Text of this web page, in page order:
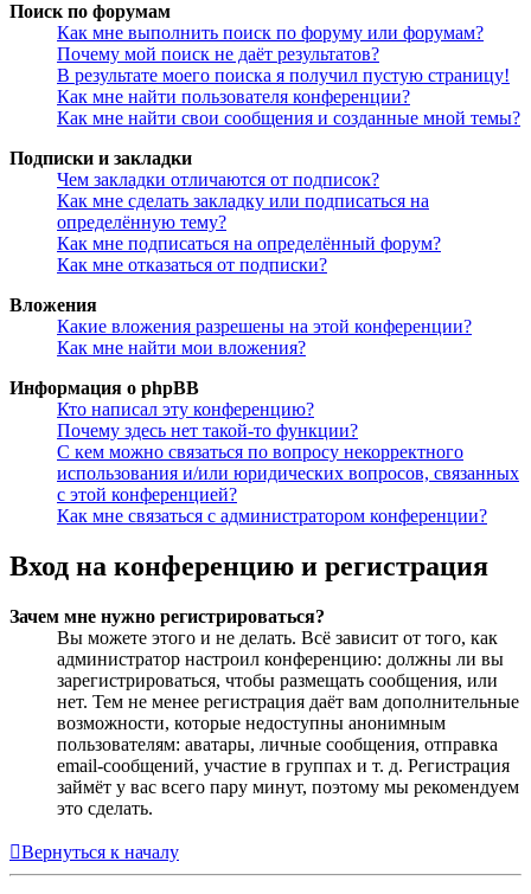
Поиск по форумам
Как мне выполнить поиск по форуму или форумам?
Почему мой поиск не даёт результатов?
В результате моего поиска я получил пустую страницу!
Как мне найти пользователя конференции?
Как мне найти свои сообщения и созданные мной темы?
Подписки и закладки
Чем закладки отличаются от подписок?
Как мне сделать закладку или подписаться на
определённую тему?
Как мне подписаться на определённый форум?
Как мне отказаться от подписки?
Вложения
Какие вложения разрешены на этой конференции?
Как мне найти мои вложения?
Информация о phpBB
Кто написал эту конференцию?
Почему здесь нет такой-то функции?
С кем можно связаться по вопросу некорректного
использования и/или юридических вопросов, связанных
с этой конференцией?
Как мне связаться с администратором конференции?
Вход на конференцию и регистрация
Зачем мне нужно регистрироваться?
Вы можете этого и не делать. Всё зависит от того, как
администратор настроил конференцию: должны ли вы
зарегистрироваться, чтобы размещать сообщения, или
нет. Тем не менее регистрация даёт вам дополнительные
возможности, которые недоступны анонимным
пользователям: аватары, личные сообщения, отправка
email-сообщений, участие в группах и т. д. Регистрация
займёт у вас всего пару минут, поэтому мы рекомендуем
это сделать.
Вернуться к началу